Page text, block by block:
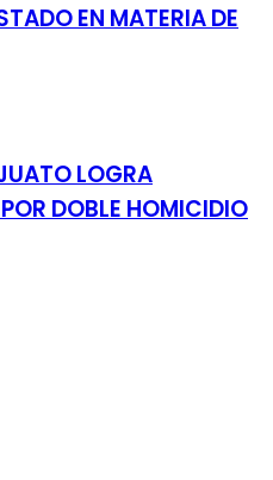
EN MATERIA DE
LOGRA
DOBLE HOMICIDIO